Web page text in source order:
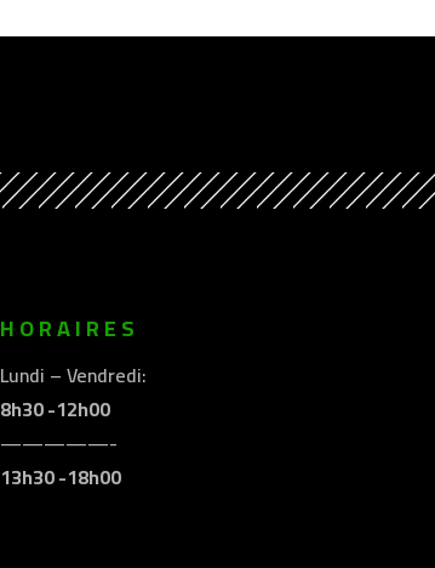
HORAIRES
Lundi – Vendredi:
8h30 -12h00
—————-
13h30 -18h00